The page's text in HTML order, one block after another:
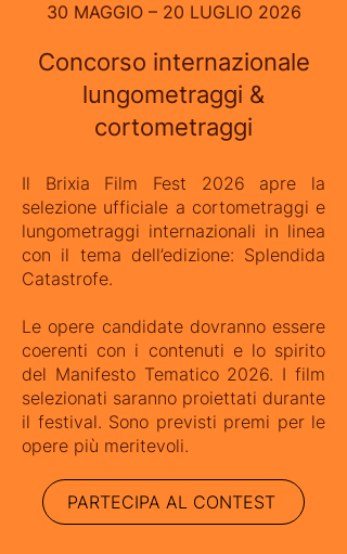
30 MAGGIO – 20 LUGLIO 2026
Concorso internazionale
lungometraggi &
cortometraggi
Il Brixia Film Fest 2026 apre la
selezione ufficiale a cortometraggi e
lungometraggi internazionali in linea
con il tema dell’edizione: Splendida
Catastrofe.
Le opere candidate dovranno essere
coerenti con i contenuti e lo spirito
del Manifesto Tematico 2026. I film
selezionati saranno proiettati durante
il festival. Sono previsti premi per le
opere più meritevoli.
PARTECIPA AL CONTEST